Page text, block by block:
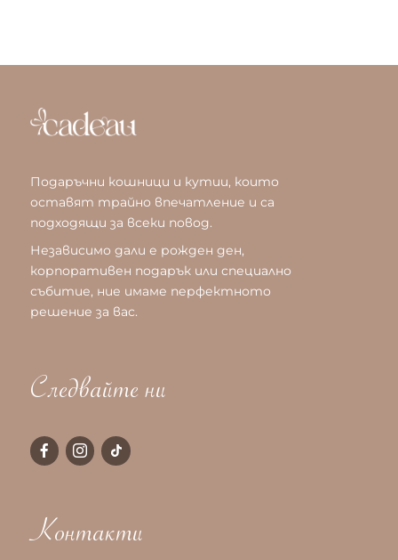
Подаръчни кошници и кутии, които
оставят трайно впечатление и са
подходящи за всеки повод.
Независимо дали е рожден ден,
корпоративен подарък или специално
събитие, ние имаме перфектното
решение за вас.
Следвайте ни
Контакти